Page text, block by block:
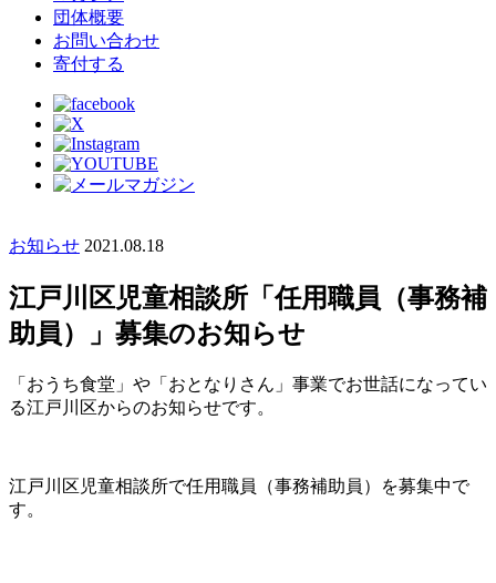
団体概要
お問い合わせ
寄付する
お知らせ 2021.08.18
江戸川区児童相談所「任用職員（事務補
助員）」募集のお知らせ
「おうち食堂」や「おとなりさん」事業でお世話になってい
る江戸川区からのお知らせです。
江戸川区児童相談所で任用職員（事務補助員）を募集中で
す。